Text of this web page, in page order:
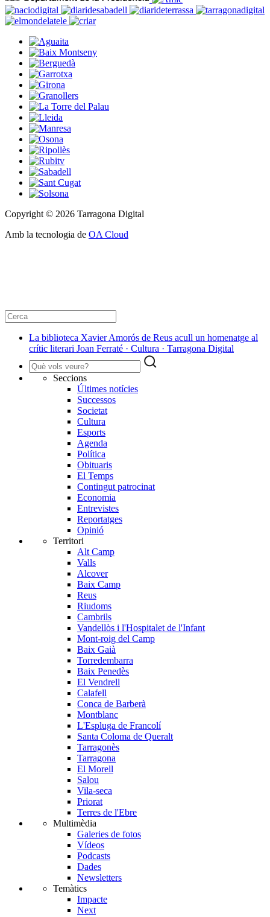
Copyright © 2026 Tarragona Digital
Amb la tecnologia de OA Cloud
La biblioteca Xavier Amorós de Reus acull un homenatge al
crític literari Joan Ferraté · Cultura · Tarragona Digital
Seccions
Últimes notícies
Successos
Societat
Cultura
Esports
Agenda
Política
Obituaris
El Temps
Contingut patrocinat
Economia
Entrevistes
Reportatges
Opinió
Territori
Alt Camp
Valls
Alcover
Baix Camp
Reus
Riudoms
Cambrils
Vandellòs i l'Hospitalet de l'Infant
Mont-roig del Camp
Baix Gaià
Torredembarra
Baix Penedès
El Vendrell
Calafell
Conca de Barberà
Montblanc
L'Espluga de Francolí
Santa Coloma de Queralt
Tarragonès
Tarragona
El Morell
Salou
Vila-seca
Priorat
Terres de l'Ebre
Multimèdia
Galeries de fotos
Vídeos
Podcasts
Dades
Newsletters
Temàtics
Impacte
Next